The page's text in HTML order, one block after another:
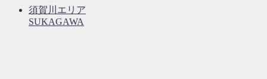
須賀川エリア
SUKAGAWA